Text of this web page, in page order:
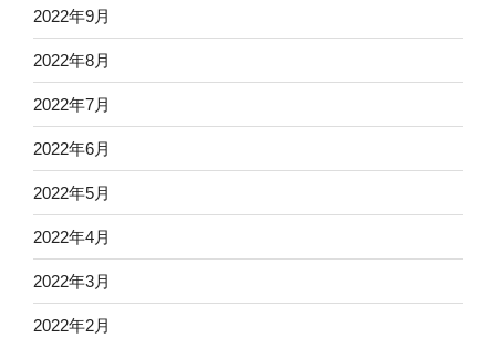
2022年9月
2022年8月
2022年7月
2022年6月
2022年5月
2022年4月
2022年3月
2022年2月